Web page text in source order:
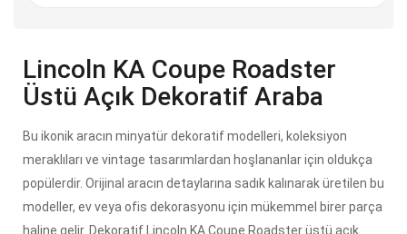
Lincoln KA Coupe Roadster
Üstü Açık Dekoratif Araba
Bu ikonik aracın minyatür dekoratif modelleri, koleksiyon
meraklıları ve vintage tasarımlardan hoşlananlar için oldukça
popülerdir. Orijinal aracın detaylarına sadık kalınarak üretilen bu
modeller, ev veya ofis dekorasyonu için mükemmel birer parça
haline gelir. Dekoratif Lincoln KA Coupe Roadster üstü açık